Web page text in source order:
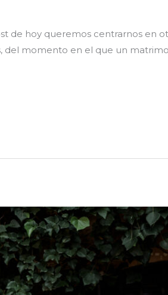
de hoy queremos centrarnos en
momento en el que un